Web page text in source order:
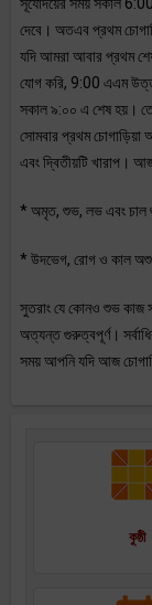
দেবে। অতএব প্রথম
যদি আমরা আবার প্রথম
যোগ করি, 9:00 এএম
সকাল ৯:০০ এ শেষ হয়।
সোমবার প্রথম চোগাড়িয়া
এবং দ্বিতীয়টি খারাপ।
* অমৃত, শুভ, লভ এবং চাল
* উদভেগ, রোগ ও কাল
সুতরাং যে কোনও শুভ কাজ
অত্যন্ত গুরুত্বপূর্ণ।
সময় আপনি যদি আজ
কুষ্ঠী